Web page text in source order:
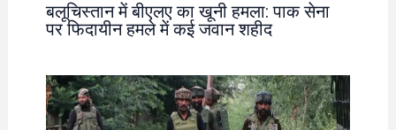
बलूचिस्तान में बीएलए का खूनी हमला: पाक सेना
पर फिदायीन हमले में कई जवान शहीद